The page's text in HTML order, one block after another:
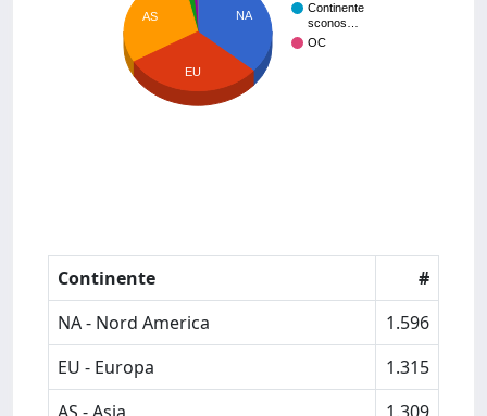
Continente
sconos…
OC
NA
AS
EU
Continente
#
NA - Nord America
1.596
EU - Europa
1.315